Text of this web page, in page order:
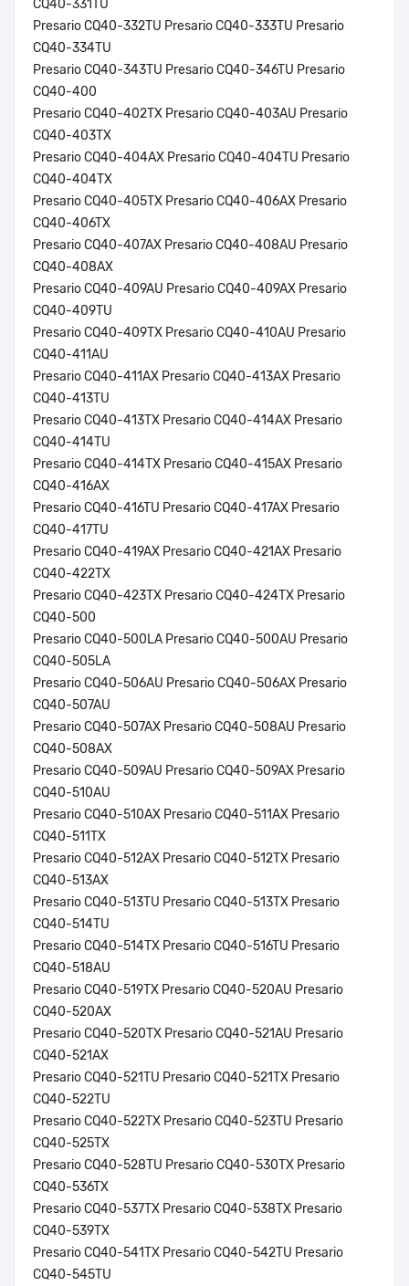
CQ40-331TU
Presario CQ40-332TU Presario CQ40-333TU Presario
CQ40-334TU
Presario CQ40-343TU Presario CQ40-346TU Presario
CQ40-400
Presario CQ40-402TX Presario CQ40-403AU Presario
CQ40-403TX
Presario CQ40-404AX Presario CQ40-404TU Presario
CQ40-404TX
Presario CQ40-405TX Presario CQ40-406AX Presario
CQ40-406TX
Presario CQ40-407AX Presario CQ40-408AU Presario
CQ40-408AX
Presario CQ40-409AU Presario CQ40-409AX Presario
CQ40-409TU
Presario CQ40-409TX Presario CQ40-410AU Presario
CQ40-411AU
Presario CQ40-411AX Presario CQ40-413AX Presario
CQ40-413TU
Presario CQ40-413TX Presario CQ40-414AX Presario
CQ40-414TU
Presario CQ40-414TX Presario CQ40-415AX Presario
CQ40-416AX
Presario CQ40-416TU Presario CQ40-417AX Presario
CQ40-417TU
Presario CQ40-419AX Presario CQ40-421AX Presario
CQ40-422TX
Presario CQ40-423TX Presario CQ40-424TX Presario
CQ40-500
Presario CQ40-500LA Presario CQ40-500AU Presario
CQ40-505LA
Presario CQ40-506AU Presario CQ40-506AX Presario
CQ40-507AU
Presario CQ40-507AX Presario CQ40-508AU Presario
CQ40-508AX
Presario CQ40-509AU Presario CQ40-509AX Presario
CQ40-510AU
Presario CQ40-510AX Presario CQ40-511AX Presario
CQ40-511TX
Presario CQ40-512AX Presario CQ40-512TX Presario
CQ40-513AX
Presario CQ40-513TU Presario CQ40-513TX Presario
CQ40-514TU
Presario CQ40-514TX Presario CQ40-516TU Presario
CQ40-518AU
Presario CQ40-519TX Presario CQ40-520AU Presario
CQ40-520AX
Presario CQ40-520TX Presario CQ40-521AU Presario
CQ40-521AX
Presario CQ40-521TU Presario CQ40-521TX Presario
CQ40-522TU
Presario CQ40-522TX Presario CQ40-523TU Presario
CQ40-525TX
Presario CQ40-528TU Presario CQ40-530TX Presario
CQ40-536TX
Presario CQ40-537TX Presario CQ40-538TX Presario
CQ40-539TX
Presario CQ40-541TX Presario CQ40-542TU Presario
CQ40-545TU